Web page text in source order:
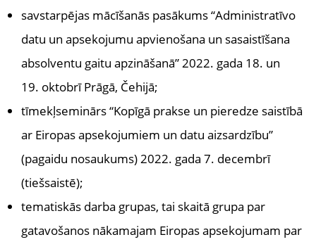
savstarpējas mācīšanās pasākums “Administratīvo
datu un apsekojumu apvienošana un sasaistīšana
absolventu gaitu apzināšanā” 2022. gada 18. un
19. oktobrī Prāgā, Čehijā;
tīmekļseminārs “Kopīgā prakse un pieredze saistībā
ar Eiropas apsekojumiem un datu aizsardzību”
(pagaidu nosaukums) 2022. gada 7. decembrī
(tiešsaistē);
tematiskās darba grupas, tai skaitā grupa par
gatavošanos nākamajam Eiropas apsekojumam par